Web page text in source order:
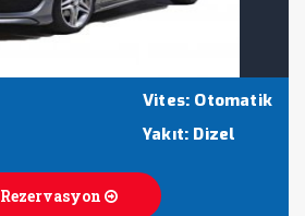
Vites: Otomatik
Yakıt: Dizel
Rezervasyon